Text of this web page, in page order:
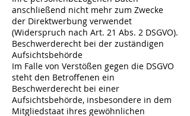
anschließend nicht mehr zum Zwecke
der Direktwerbung verwendet
(Widerspruch nach Art. 21 Abs. 2 DSGVO).
Beschwerderecht bei der zuständigen
Aufsichtsbehörde
Im Falle von Verstößen gegen die DSGVO
steht den Betroffenen ein
Beschwerderecht bei einer
Aufsichtsbehörde, insbesondere in dem
Mitgliedstaat ihres gewöhnlichen